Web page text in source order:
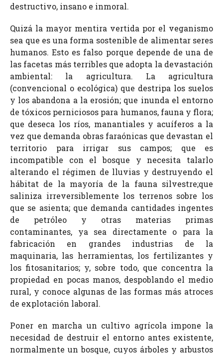
destructivo, insano e inmoral.
Quizá la mayor mentira vertida por el veganismo
sea que es una forma sostenible de alimentar seres
humanos. Esto es falso porque depende de una de
las facetas más terribles que adopta la devastación
ambiental: la agricultura. La agricultura
(convencional o ecológica) que destripa los suelos
y los abandona a la erosión; que inunda el entorno
de tóxicos perniciosos para humanos, fauna y flora;
que deseca los ríos, manantiales y acuíferos a la
vez que demanda obras faraónicas que devastan el
territorio para irrigar sus campos; que es
incompatible con el bosque y necesita talarlo
alterando el régimen de lluvias y destruyendo el
hábitat de la mayoría de la fauna silvestre;que
saliniza irreversiblemente los terrenos sobre los
que se asienta; que demanda cantidades ingentes
de petróleo y otras materias primas
contaminantes, ya sea directamente o para la
fabricación en grandes industrias de la
maquinaria, las herramientas, los fertilizantes y
los fitosanitarios; y, sobre todo, que concentra la
propiedad en pocas manos, despoblando el medio
rural, y conoce algunas de las formas más atroces
de explotación laboral.
Poner en marcha un cultivo agrícola impone la
necesidad de destruir el entorno antes existente,
normalmente un bosque, cuyos árboles y arbustos